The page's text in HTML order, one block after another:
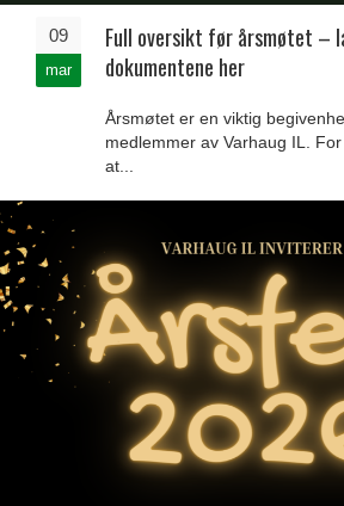
09
mar
Full oversikt før årsmøtet –
dokumentene her
Årsmøtet er en viktig
medlemmer av Varhaug IL.
at...